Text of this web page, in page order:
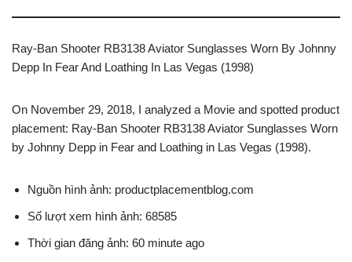
Ray-Ban Shooter RB3138 Aviator Sunglasses Worn By Johnny
Depp In Fear And Loathing In Las Vegas (1998)
On November 29, 2018, I analyzed a Movie and spotted product
placement: Ray-Ban Shooter RB3138 Aviator Sunglasses Worn
by Johnny Depp in Fear and Loathing in Las Vegas (1998).
Nguồn hình ảnh: productplacementblog.com
Số lượt xem hình ảnh: 68585
Thời gian đăng ảnh: 60 minute ago